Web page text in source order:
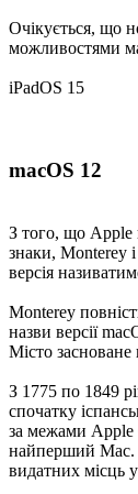
Очікується, що
можливостями
iPadOS 15
macOS 12
З того, що Apple
знаки, Monterey
версія
Monterey
назви версії
Місто засноване
З 1775 по 1849
спочатку
за межами Apple
найперший Mac.
видатних місць